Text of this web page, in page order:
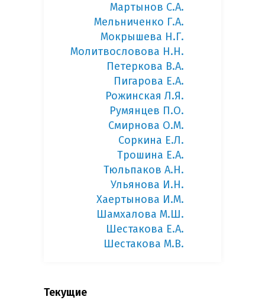
Мартынов С.А.
Мельниченко Г.А.
Мокрышева Н.Г.
Молитвословова Н.Н.
Петеркова В.А.
Пигарова Е.А.
Рожинская Л.Я.
Румянцев П.О.
Смирнова О.М.
Соркина Е.Л.
Трошина Е.А.
Тюльпаков А.Н.
Ульянова И.Н.
Хаертынова И.М.
Шамхалова М.Ш.
Шестакова Е.А.
Шестакова М.В.
Текущие